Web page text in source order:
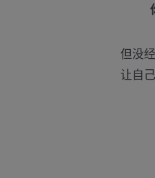
但没
让自